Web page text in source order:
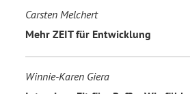
Carsten Melchert
Mehr ZEIT für Entwicklung
Winnie-Karen Giera